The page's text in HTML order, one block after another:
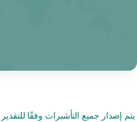
يتم إصدار جميع التأشيرات وفقًا